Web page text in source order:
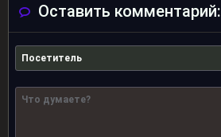
Оставить комментарий: